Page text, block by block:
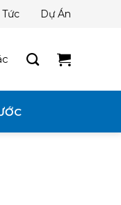
Tức Dự Án